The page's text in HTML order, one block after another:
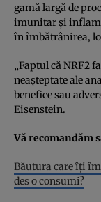
gamă largă de
imunitar și
în îmbătrânirea,
„Faptul că NRF2
neașteptate ale
benefice sau
Eisenstein.
Vă recomandăm
Băutura care îți
des o consumi?